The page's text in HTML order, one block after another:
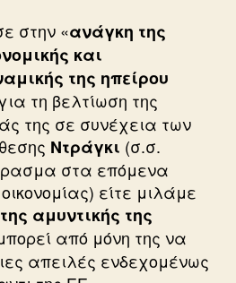
στην «ανάγκη της
και
της ηπείρου
τη βελτίωση της
της σε συνέχεια των
Ντράγκι (σ.σ.
στα επόμενα
είτε μιλάμε
αμυντικής της
από μόνη της να
απειλές ενδεχομένως